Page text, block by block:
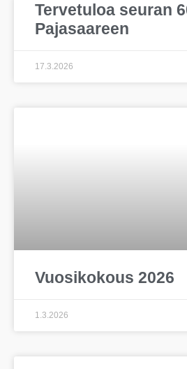
Tervetuloa seuran
Pajasaareen
17.3.2026
Vuosikokous 2026
1.3.2026